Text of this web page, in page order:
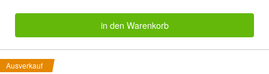
in den Warenkorb
Ausverkauf